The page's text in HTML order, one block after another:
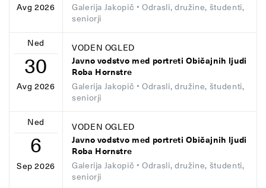
Avg 2026 Galerija Jakopič • Odrasli, družine, študenti,
seniorji
Ned
30
Avg 2026
VODEN OGLED
Javno vodstvo med portreti Običajnih ljudi
Roba Hornstre
Galerija Jakopič • Odrasli, družine, študenti,
seniorji
Ned
6
Sep 2026
VODEN OGLED
Javno vodstvo med portreti Običajnih ljudi
Roba Hornstre
Galerija Jakopič • Odrasli, družine, študenti,
seniorji